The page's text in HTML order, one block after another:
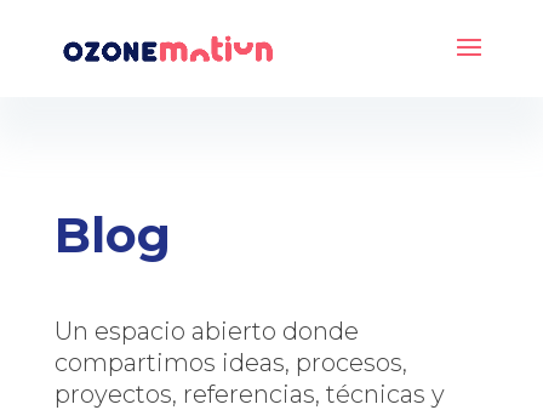
Blog
Un espacio abierto donde
compartimos ideas, procesos,
proyectos, referencias, técnicas y